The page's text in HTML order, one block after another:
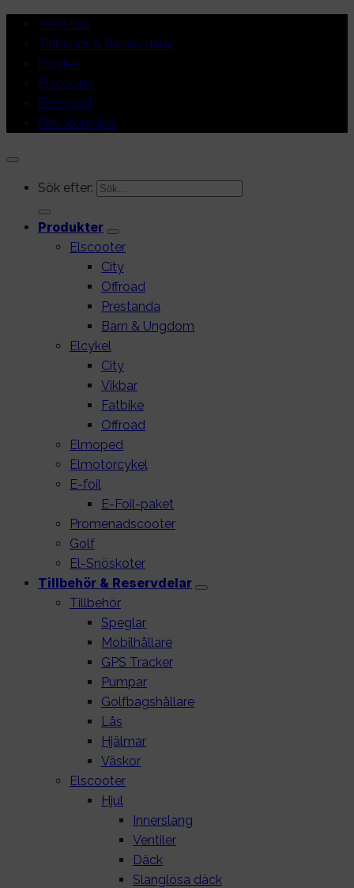
Verkstad
Tillbehör & Reservdelar
Elcykel
Elscooter
Elmoped
Elmotorcykel
Sök efter:
Produkter
Elscooter
City
Offroad
Prestanda
Barn & Ungdom
Elcykel
City
Vikbar
Fatbike
Offroad
Elmoped
Elmotorcykel
E-foil
E-Foil-paket
Promenadscooter
Golf
El-Snöskoter
Tillbehör & Reservdelar
Tillbehör
Speglar
Mobilhållare
GPS Tracker
Pumpar
Golfbagshållare
Lås
Hjälmar
Väskor
Elscooter
Hjul
Innerslang
Ventiler
Däck
Slanglösa däck